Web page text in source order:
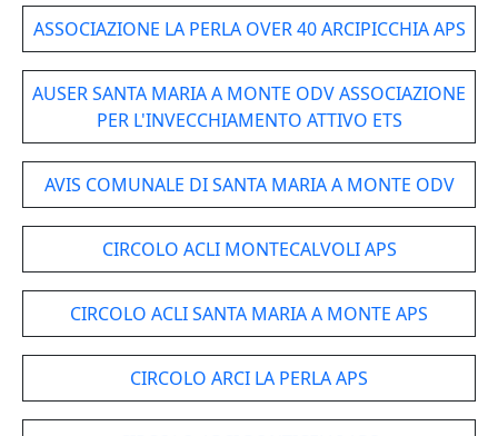
ASSOCIAZIONE LA PERLA OVER 40 ARCIPICCHIA APS
AUSER SANTA MARIA A MONTE ODV ASSOCIAZIONE
PER L'INVECCHIAMENTO ATTIVO ETS
AVIS COMUNALE DI SANTA MARIA A MONTE ODV
CIRCOLO ACLI MONTECALVOLI APS
CIRCOLO ACLI SANTA MARIA A MONTE APS
CIRCOLO ARCI LA PERLA APS